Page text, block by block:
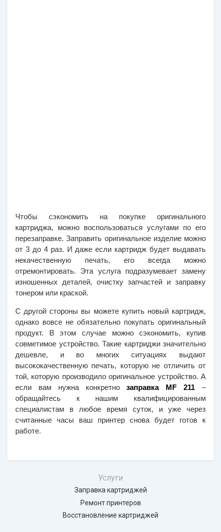
Чтобы сэкономить на покупке оригинального
картриджа, можно воспользоваться услугами по его
перезаправке. Заправить оригинальное изделие можно
от 3 до 4 раз. И даже если картридж будет выдавать
некачественную печать, его всегда можно
отремонтировать. Эта услуга подразумевает замену
изношенных деталей, очистку запчастей и заправку
тонером или краской.
С другой стороны вы можете купить новый картридж,
однако вовсе не обязательно покупать оригинальный
продукт. В этом случае можно сэкономить, купив
совметимое устройство. Такие картриджи значительно
дешевле, и во многих ситуациях выдают
высококачественную печать, которую не отличить от
той, которую производило оригинальное устройство. А
если вам нужна конкретно заправка MF 211 –
обращайтесь к нашим квалифицированным
специалистам в любое время суток, и уже через
считанные часы ваш принтер снова будет готов к
работе.
Услуги
Заправка картриджей
Ремонт принтеров
Восстановление картриджей